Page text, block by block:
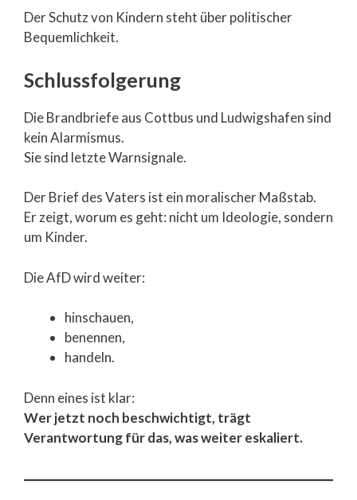
Der Schutz von Kindern steht über politischer
Bequemlichkeit.
Schlussfolgerung
Die Brandbriefe aus Cottbus und Ludwigshafen sind
kein Alarmismus.
Sie sind letzte Warnsignale.
Der Brief des Vaters ist ein moralischer Maßstab.
Er zeigt, worum es geht: nicht um Ideologie, sondern
um Kinder.
Die AfD wird weiter:
hinschauen,
benennen,
handeln.
Denn eines ist klar:
Wer jetzt noch beschwichtigt, trägt
Verantwortung für das, was weiter eskaliert.